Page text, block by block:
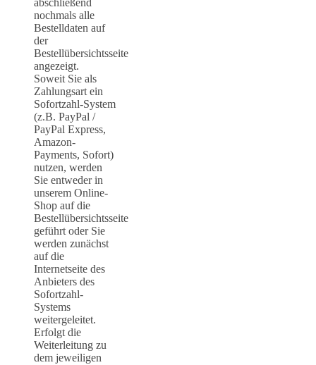
nochmals alle
Bestelldaten auf
der
Bestellübersichtsseite
angezeigt.
Soweit Sie als
Zahlungsart ein
Sofortzahl-System
(z.B. PayPal /
PayPal Express,
Amazon-
Payments, Sofort)
nutzen, werden
Sie entweder in
unserem Online-
Shop auf die
Bestellübersichtsseite
geführt oder Sie
werden zunächst
auf die
Internetseite des
Anbieters des
Sofortzahl-
Systems
weitergeleitet.
Erfolgt die
Weiterleitung zu
dem jeweiligen